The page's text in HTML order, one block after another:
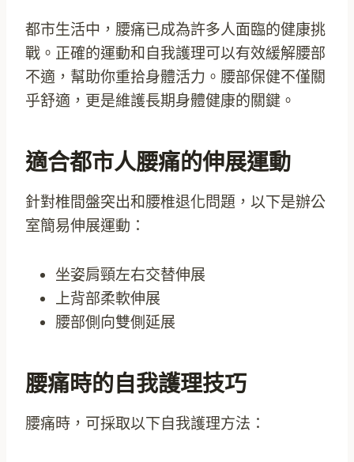
都市生活中，腰痛已成為許多人面臨的健康挑
戰。正確的運動和自我護理可以有效緩解腰部
不適，幫助你重拾身體活力。腰部保健不僅關
乎舒適，更是維護長期身體健康的關鍵。
適合都市人腰痛的伸展運動
針對椎間盤突出和腰椎退化問題，以下是辦公
室簡易伸展運動：
坐姿肩頸左右交替伸展
上背部柔軟伸展
腰部側向雙側延展
腰痛時的自我護理技巧
腰痛時，可採取以下自我護理方法：